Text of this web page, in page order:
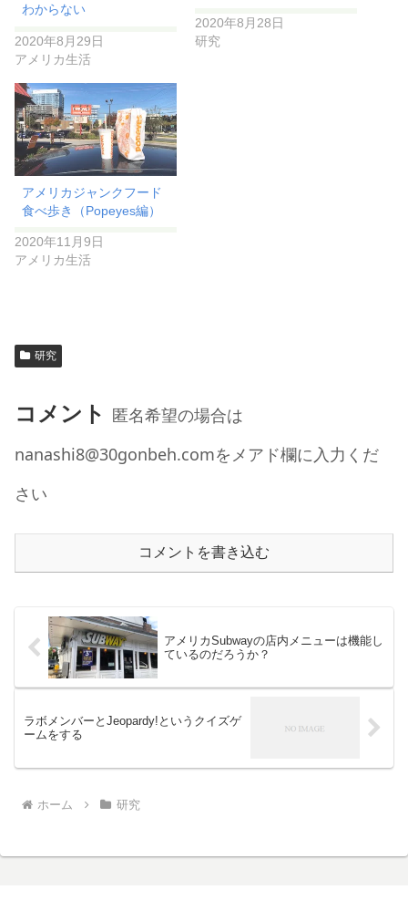
わからない
2020年8月29日
アメリカ生活
2020年8月28日
研究
アメリカジャンクフード
食べ歩き（Popeyes編）
2020年11月9日
アメリカ生活
研究
コメント 匿名希望の場合は
nanashi8@30gonbeh.comをメアド欄に入力くだ
さい
コメントを書き込む
アメリカSubwayの店内メニューは機能し
ているのだろうか？
ラボメンバーとJeopardy!というクイズゲ
ームをする
ホーム 研究